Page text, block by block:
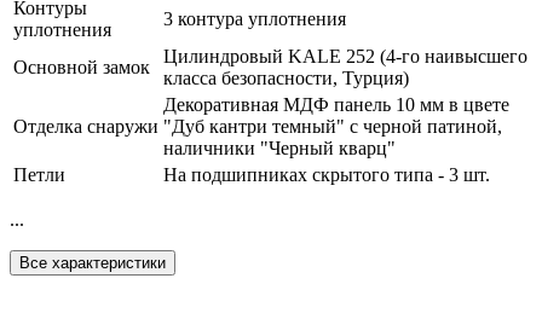
Контуры
уплотнения
3 контура уплотнения
Основной замок
Цилиндровый KALE 252 (4-го наивысшего
класса безопасности, Турция)
Отделка снаружи
Декоративная МДФ панель 10 мм в цвете
"Дуб кантри темный" с черной патиной,
наличники "Черный кварц"
Петли
На подшипниках скрытого типа - 3 шт.
...
Все характеристики